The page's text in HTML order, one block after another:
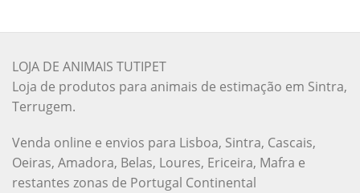
LOJA DE ANIMAIS TUTIPET
Loja de produtos para animais de estimação em Sintra,
Terrugem.
Venda online e envios para Lisboa, Sintra, Cascais,
Oeiras, Amadora, Belas, Loures, Ericeira, Mafra e
restantes zonas de Portugal Continental